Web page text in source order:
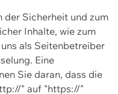
der Sicherheit und zum
Inhalte, wie zum
als Seitenbetreiber
Eine
Sie daran, dass die
" auf "https://"